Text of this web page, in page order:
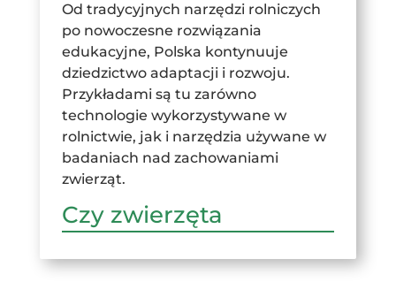
Od tradycyjnych narzędzi rolniczych
po nowoczesne rozwiązania
edukacyjne, Polska kontynuuje
dziedzictwo adaptacji i rozwoju.
Przykładami są tu zarówno
technologie wykorzystywane w
rolnictwie, jak i narzędzia używane w
badaniach nad zachowaniami
zwierząt.
Czy zwierzęta